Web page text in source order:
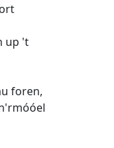
up 't
foren,